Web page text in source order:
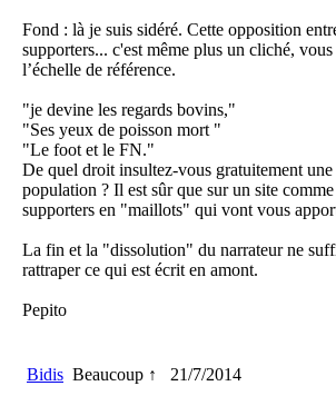
Fond : là je suis sidéré. Cette opposition
supporters... c'est même plus un cliché,
l’échelle de référence.
"je devine les regards bovins,"
"Ses yeux de poisson mort "
"Le foot et le FN."
De quel droit insultez-vous gratuitement une
population ? Il est sûr que sur un site
supporters en "maillots" qui vont vous
La fin et la "dissolution" du narrateur ne
rattraper ce qui est écrit en amont.
Pepito
Bidis Beaucoup ↑
21/7/2014